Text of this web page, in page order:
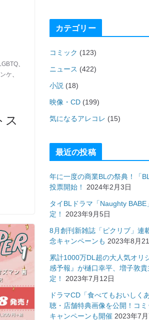
、
ンケ
ス
カテゴリー
コミック (123)
ニュース (422)
小説 (18)
映像・CD (199)
気になるアレコレ (15)
最近の投稿
年に一度の商業BLの祭典！「
投票開始！
2024年2月3日
タイBLドラマ「Naughty
定！
2023年9月5日
8月創刊新雑誌「ピクリブ」連
念キャンペーンも 2023年8月
累計1000万DL超の大人気オリ
感予報』が樋口幸平、増子敦
定！
2023年7月12日
ドラマCD「食べてもおいしく
聴・店舗特典画像を公開！コ
キャンペーンも開催 2023年7